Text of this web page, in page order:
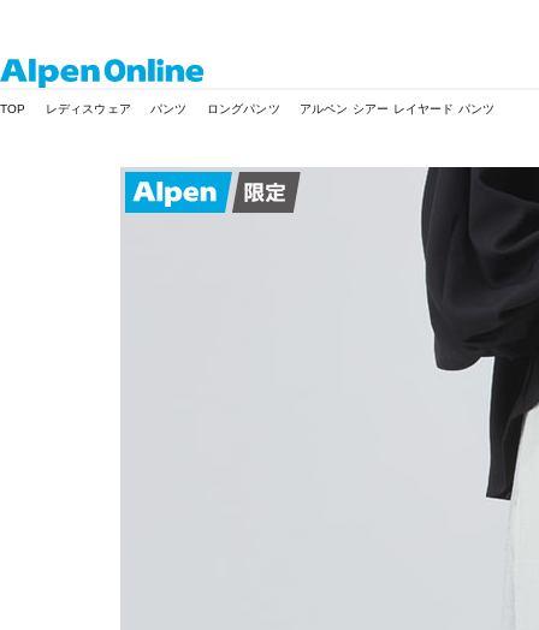
Online
TOP レディスウェア パンツ ロングパンツ アルペン シアー レイヤード パンツ